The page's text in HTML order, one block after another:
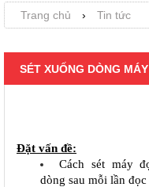
Trang chủ › Tin tức
SÉT XUỐNG DÒNG
Đặt vấn đề:
Cách sét máy
dòng sau mỗi lần đọc